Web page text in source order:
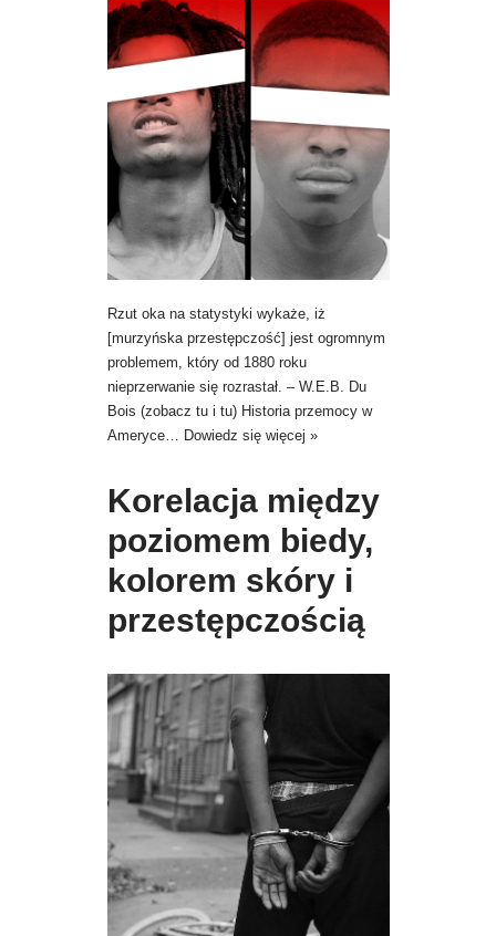
Rzut oka na statystyki wykaże, iż
[murzyńska przestępczość] jest ogromnym
problemem, który od 1880 roku
nieprzerwanie się rozrastał. – W.E.B. Du
Bois (zobacz tu i tu) Historia przemocy w
Ameryce…
Dowiedz się więcej »
Korelacja między
poziomem biedy,
kolorem skóry i
przestępczością